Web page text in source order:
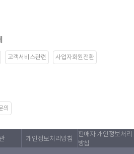
고객서비스관련 사업자회원전환
의
개인정보처리방침
판매자 개인정보처리
방침